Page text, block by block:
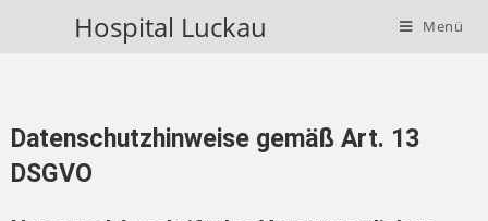
Hospital Luckau Menü
Datenschutzhinweise gemäß Art. 13
DSGVO